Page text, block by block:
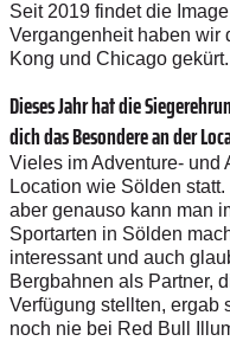
Seit 2019 findet die
Vergangenheit haben wir
Kong und Chicago gekürt.
Dieses Jahr hat die
dich das Besondere an der
Vieles im Adventure- und
Location wie Sölden
aber genauso kann man
Sportarten in Sölden
interessant und auch
Bergbahnen als Partner,
Verfügung stellten, ergab
noch nie bei Red Bull